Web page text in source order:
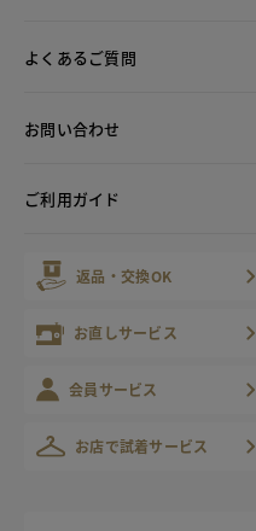
よくあるご質問
お問い合わせ
ご利用ガイド
返品・交換OK
お直しサービス
会員サービス
お店で試着サービス